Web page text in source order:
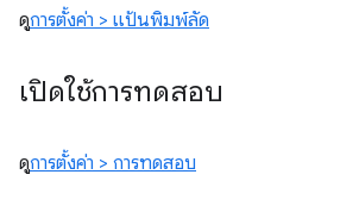
ดูการตั้งค่า > แป้นพิมพ์ลัด
เปิดใช้การทดสอบ
ดูการตั้งค่า > การทดสอบ